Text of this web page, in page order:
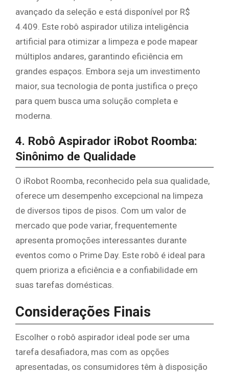
avançado da seleção e está disponível por R$
4.409. Este robô aspirador utiliza inteligência
artificial para otimizar a limpeza e pode mapear
múltiplos andares, garantindo eficiência em
grandes espaços. Embora seja um investimento
maior, sua tecnologia de ponta justifica o preço
para quem busca uma solução completa e
moderna.
4. Robô Aspirador iRobot Roomba:
Sinônimo de Qualidade
O iRobot Roomba, reconhecido pela sua qualidade,
oferece um desempenho excepcional na limpeza
de diversos tipos de pisos. Com um valor de
mercado que pode variar, frequentemente
apresenta promoções interessantes durante
eventos como o Prime Day. Este robô é ideal para
quem prioriza a eficiência e a confiabilidade em
suas tarefas domésticas.
Considerações Finais
Escolher o robô aspirador ideal pode ser uma
tarefa desafiadora, mas com as opções
apresentadas, os consumidores têm à disposição